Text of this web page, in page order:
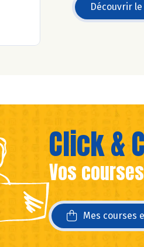
Découvrir
Click &
Vos
Mes courses
une nouvelle fenêtre)
une nouvelle fenêtre)